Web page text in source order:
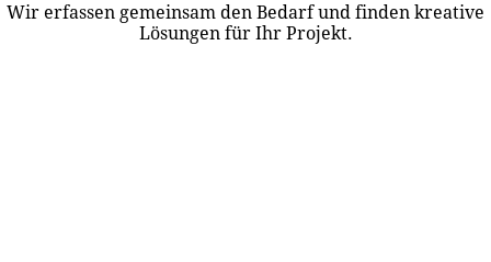
Wir erfassen gemeinsam den Bedarf und finden kreative
Lösungen für Ihr Projekt.